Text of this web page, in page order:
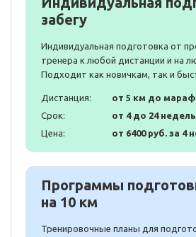
забегу
Индивидуальная подготовка от
тренера к любой дистанции и на
Подходит как новичкам, так и
Дистанция:
от 5 км до
Срок:
от 4 до 24 недель
Цена:
от 6400 руб. за 4
Программы
на 10 км
Тренировочные планы для